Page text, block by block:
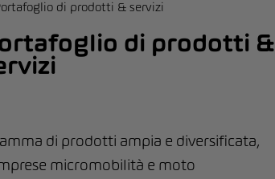
di prodotti &
di prodotti ampia e diversificata,
micromobilità e moto